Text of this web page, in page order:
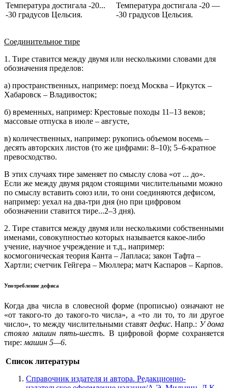
Температура достигала -20...
-30 градусов Цельсия.
Температура достигала -20 —
-30 градусов Цельсия.
Соединительное тире
1. Тире ставится между двумя или несколькими словами для
обозначения пределов:
а) пространственных, например: поезд Москва – Иркутск –
Хабаровск – Владивосток;
б) временных, например: Крестовые походы 11–13 веков;
массовые отпуска в июле – августе,
в) количественных, например: рукопись объемом восемь –
десять авторских листов (то же цифрами: 8–10); 5–6-кратное
превосходство.
В этих случаях тире заменяет по смыслу слова «от ... до».
Если же между двумя рядом стоящими числительными можно
по смыслу вставить союз или, то они соединяются дефисом,
например: уехал на два-три дня (но при цифровом
обозначении ставится тире...2–3 дня).
2. Тире ставится между двумя или несколькими собственными
именами, совокупностью которых называется какое-либо
учение, научное учреждение и т.д., например:
космогоническая теория Канта – Лапласа; закон Тафта –
Хартли; счетчик Гейгера – Мюллера; матч Каспаров – Карпов.
Употребление дефиса
Когда два числа в словесной форме (прописью) означают не
«от такого-то до такого-то числа», а «то ли то, то ли другое
число», то между числительными ставят дефис. Напр.: У дома
стояло машин пять-шестъ. В цифровой форме сохраняется
тире: машин 5—6.
Список литературы
Справочник издателя и автора. Редакционно-